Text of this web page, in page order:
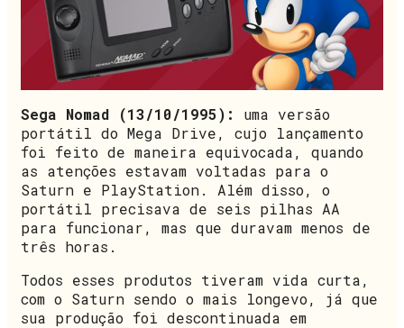
Sega Nomad (13/10/1995):
uma versão
portátil do Mega Drive, cujo lançamento
foi feito de maneira equivocada, quando
as atenções estavam voltadas para o
Saturn e PlayStation. Além disso, o
portátil precisava de seis pilhas AA
para funcionar, mas que duravam menos de
três horas.
Todos esses produtos tiveram vida curta,
com o Saturn sendo o mais longevo, já que
sua produção foi descontinuada em